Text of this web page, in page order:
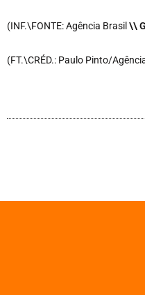
(INF.\FONTE: Agência Brasil \\
(FT.\CRÉD.: Paulo Pinto/